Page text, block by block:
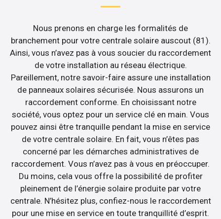
Nous prenons en charge les formalités de
branchement pour votre centrale solaire auscout (81).
Ainsi, vous n’avez pas à vous soucier du raccordement
de votre installation au réseau électrique.
Pareillement, notre savoir-faire assure une installation
de panneaux solaires sécurisée. Nous assurons un
raccordement conforme. En choisissant notre
société, vous optez pour un service clé en main. Vous
pouvez ainsi être tranquille pendant la mise en service
de votre centrale solaire. En fait, vous n’êtes pas
concerné par les démarches administratives de
raccordement. Vous n’avez pas à vous en préoccuper.
Du moins, cela vous offre la possibilité de profiter
pleinement de l’énergie solaire produite par votre
centrale. N’hésitez plus, confiez-nous le raccordement
pour une mise en service en toute tranquillité d’esprit.